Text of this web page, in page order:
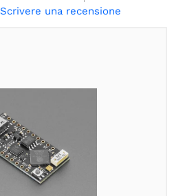
Scrivere una recensione